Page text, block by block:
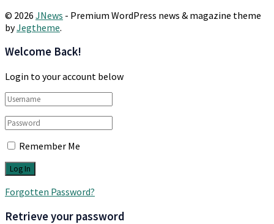
© 2026 JNews - Premium WordPress news & magazine theme
byJegtheme.
Welcome Back!
Login to your account below
Remember Me
Forgotten Password?
Retrieve your password